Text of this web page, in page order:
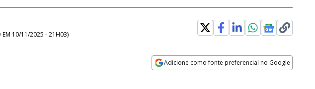
10/11/2025 - 21H03)
Adicione como fonte preferencial no Google